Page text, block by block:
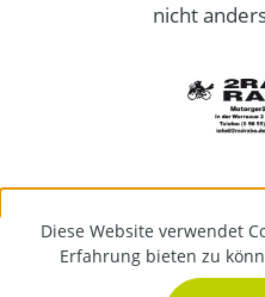
nicht
Diese Website verwendet
Erfahrung bieten zu